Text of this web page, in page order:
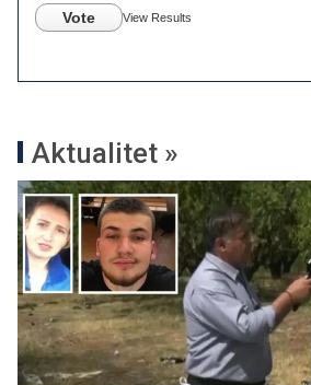
Vote View Results
Aktualitet »